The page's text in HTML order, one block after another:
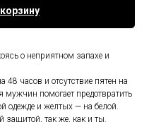
о неприятном запахе и
48 часов и отсутствие пятен на
мужчин помогает предотвратить
одежде и желтых — на белой.
защитой, так же, как и ты.